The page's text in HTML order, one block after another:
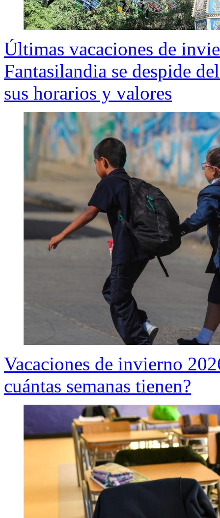
Últimas vacaciones de
Fantasilandia se despide
sus horarios y valores
Vacaciones de invierno
cuántas semanas tienen?